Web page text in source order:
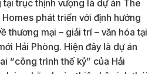
trục thịnh vượng là dự án The
phát triển với định hướng
thương mại – giải trí – văn hóa tại
Hải Phòng. Hiện đây là dự án
“công trình thế kỷ” của Hải